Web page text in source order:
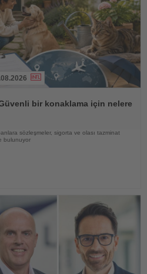
bir konaklama için nelere
sözleşmeler, sigorta ve olası tazminat
bulunuyor